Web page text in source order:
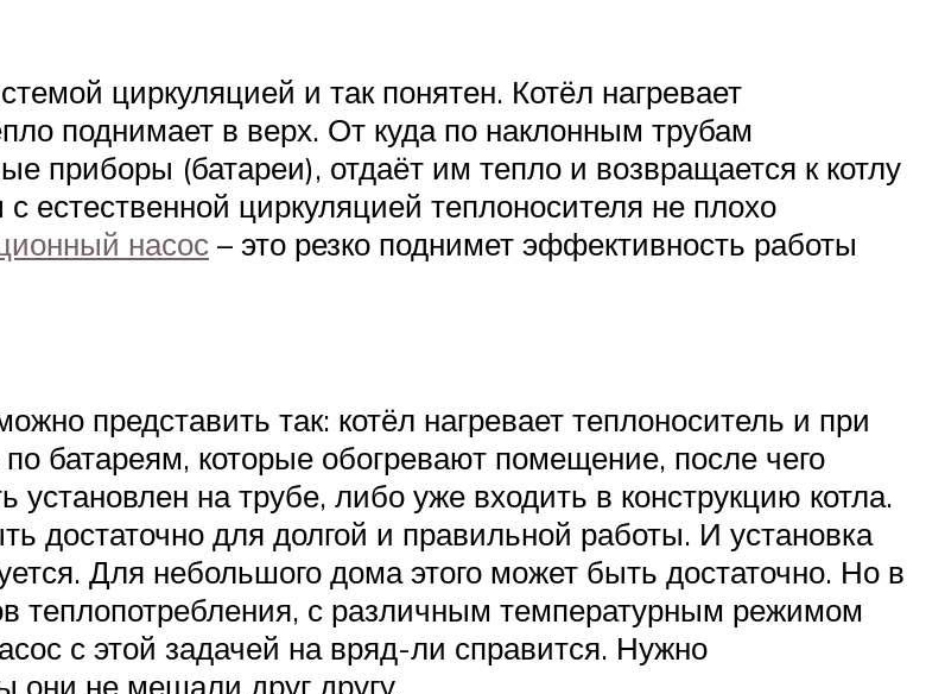
циркуляцией и так понятен. Котёл нагревает
поднимает в верх. От куда по наклонным трубам
приборы (батареи), отдаёт им тепло и возвращается к котлу
естественной циркуляцией теплоносителя не плохо
насос – это резко поднимет эффективность работы
представить так: котёл нагревает теплоноситель и при
батареям, которые обогревают помещение, после чего
на трубе, либо уже входить в конструкцию котла.
достаточно для долгой и правильной работы. И установка
Для небольшого дома этого может быть достаточно. Но в
теплопотребления, с различным температурным режимом
с этой задачей на вряд-ли справится. Нужно
они не мешали друг другу.